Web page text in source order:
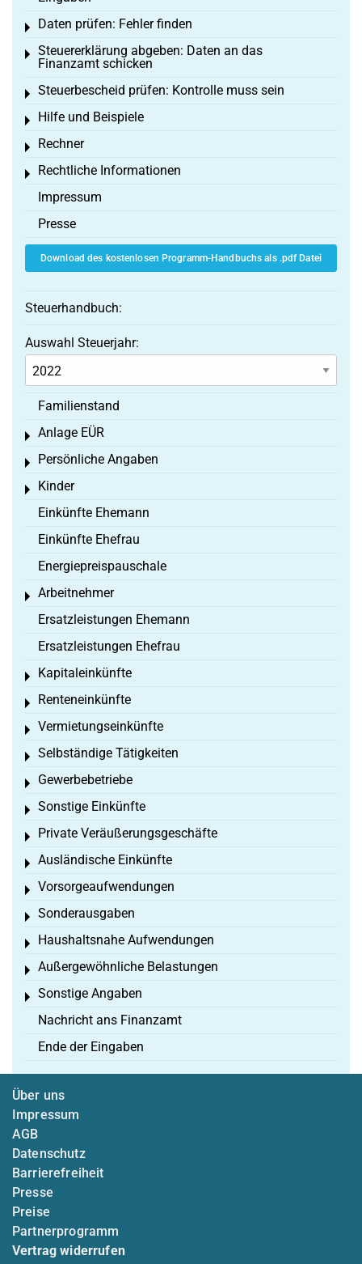
Daten prüfen: Fehler finden
Toggle menu
Steuererklärung abgeben: Daten an das
Finanzamt schicken
Toggle menu
Steuerbescheid prüfen: Kontrolle muss sein
Toggle menu
Hilfe und Beispiele
Toggle menu
Rechner
Toggle menu
Rechtliche Informationen
Toggle menu
Impressum
Presse
Download des kostenlosen Programm-Handbuchs als .pdf Datei
Steuerhandbuch:
Auswahl Steuerjahr:
Familienstand
Anlage EÜR
Toggle menu
Persönliche Angaben
Toggle menu
Kinder
Toggle menu
Einkünfte Ehemann
Einkünfte Ehefrau
Energiepreispauschale
Arbeitnehmer
Toggle menu
Ersatzleistungen Ehemann
Ersatzleistungen Ehefrau
Kapitaleinkünfte
Toggle menu
Renteneinkünfte
Toggle menu
Vermietungseinkünfte
Toggle menu
Selbständige Tätigkeiten
Toggle menu
Gewerbebetriebe
Toggle menu
Sonstige Einkünfte
Toggle menu
Private Veräußerungsgeschäfte
Toggle menu
Ausländische Einkünfte
Toggle menu
Vorsorgeaufwendungen
Toggle menu
Sonderausgaben
Toggle menu
Haushaltsnahe Aufwendungen
Toggle menu
Außergewöhnliche Belastungen
Toggle menu
Sonstige Angaben
Toggle menu
Nachricht ans Finanzamt
Ende der Eingaben
Über uns
Impressum
AGB
Datenschutz
Barrierefreiheit
Presse
Preise
Partnerprogramm
Vertrag widerrufen